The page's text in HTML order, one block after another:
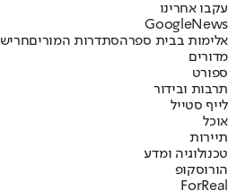
עקבו אחרינו
Googl eNews
אלימות בבית ספרהסתדרות המוריםחריש
מדורים
ספורט
תרבות ובידור
לייף סטייל
אוכל
תיירות
טכנולוגיה ומדע
הורוסקופ
ForReal